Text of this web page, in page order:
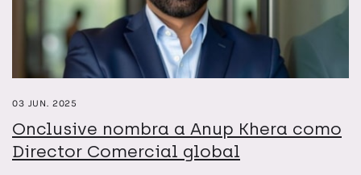
03 JUN. 2025
Onclusive nombra a Anup Khera como
Director Comercial global